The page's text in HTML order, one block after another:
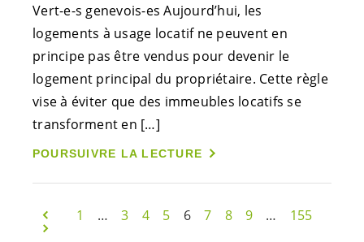
Vert-e-s genevois-es Aujourd’hui, les
logements à usage locatif ne peuvent en
principe pas être vendus pour devenir le
logement principal du propriétaire. Cette règle
vise à éviter que des immeubles locatifs se
transforment en […]
POURSUIVRE LA LECTURE
1 … 3 4 5 6 7 8 9 … 155